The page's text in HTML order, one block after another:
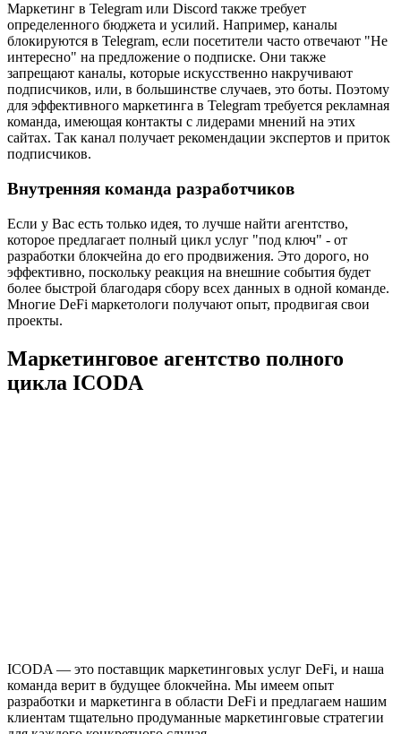
Маркетинг в Telegram или Discord также требует
определенного бюджета и усилий. Например, каналы
блокируются в Telegram, если посетители часто отвечают "Не
интересно" на предложение о подписке. Они также
запрещают каналы, которые искусственно накручивают
подписчиков, или, в большинстве случаев, это боты. Поэтому
для эффективного маркетинга в Telegram требуется рекламная
команда, имеющая контакты с лидерами мнений на этих
сайтах. Так канал получает рекомендации экспертов и приток
подписчиков.
Внутренняя команда разработчиков
Если у Вас есть только идея, то лучше найти агентство,
которое предлагает полный цикл услуг "под ключ" - от
разработки блокчейна до его продвижения. Это дорого, но
эффективно, поскольку реакция на внешние события будет
более быстрой благодаря сбору всех данных в одной команде.
Многие DeFi маркетологи получают опыт, продвигая свои
проекты.
Маркетинговое агентство полного
цикла ICODA
ICODA — это поставщик маркетинговых услуг DeFi, и наша
команда верит в будущее блокчейна. Мы имеем опыт
разработки и маркетинга в области DeFi и предлагаем нашим
клиентам тщательно продуманные маркетинговые стратегии